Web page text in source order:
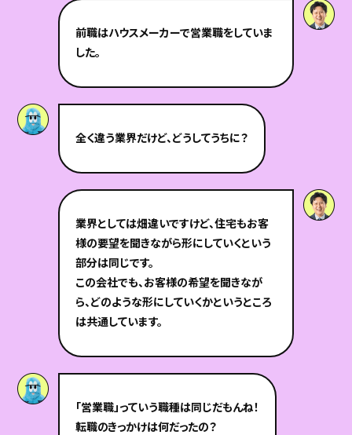
前職はハウスメーカーで営業職をしていま
した。
全く違う業界だけど、どうしてうちに？
業界としては畑違いですけど、住宅もお客
様の要望を聞きながら形にしていくという
部分は同じです。
この会社でも、お客様の希望を聞きなが
ら、どのような形にしていくかというところ
は共通しています。
「営業職」っていう職種は同じだもんね！
転職のきっかけは何だったの？